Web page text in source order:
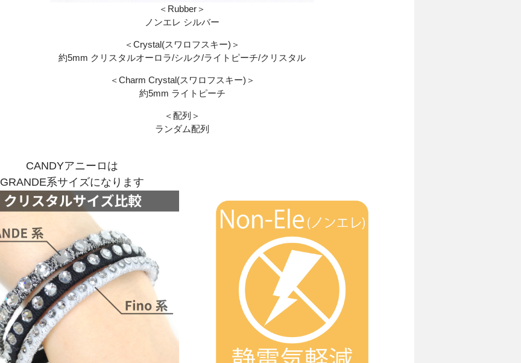
＜Rubber＞
ノンエレ シルバー
＜Crystal(スワロフスキー)＞
約5mm クリスタルオーロラ/シルク/ライトピーチ/クリスタル
＜Charm Crystal(スワロフスキー)＞
約5mm ライトピーチ
＜配列＞
ランダム配列
CANDYアニーロは
GRANDE系サイズになります